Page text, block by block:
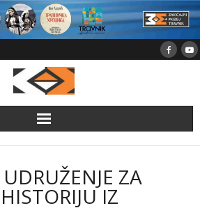
UDRUŽENJE ZA
IZ